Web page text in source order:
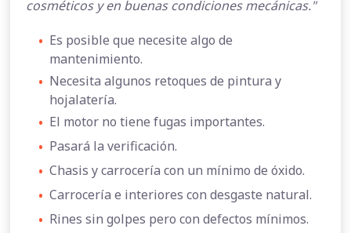
cosméticos y en buenas condiciones mecánicas."
• Es posible que necesite algo de
mantenimiento.
• Necesita algunos retoques de pintura y
hojalatería.
• El motor no tiene fugas importantes.
• Pasará la verificación.
• Chasis y carrocería con un mínimo de óxido.
• Carrocería e interiores con desgaste natural.
• Rines sin golpes pero con defectos mínimos.